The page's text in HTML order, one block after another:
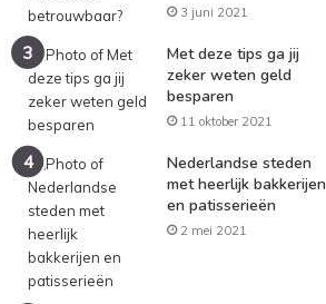
3 juni 2021
Met deze tips ga jij
zeker weten geld
besparen
11 oktober 2021
Nederlandse steden
met heerlijk bakkerijen
en patisserieën
2 mei 2021